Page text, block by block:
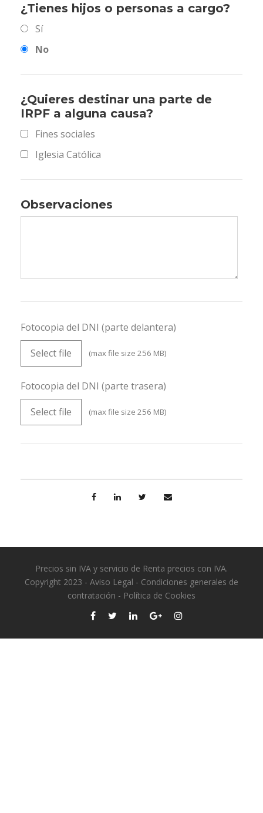
¿Tienes hijos o personas a cargo?
Sí
No
¿Quieres destinar una parte de
IRPF a alguna causa?
Fines sociales
Iglesia Católica
Observaciones
Fotocopia del DNI (parte delantera)
Select file
(max file size 256 MB)
Fotocopia del DNI (parte trasera)
Select file
(max file size 256 MB)
Precios sin IVA y servicio de Renta precios con IVA.
Copyright 2023 - Aviso Legal - Condiciones generales de
contratación - Política de Cookies